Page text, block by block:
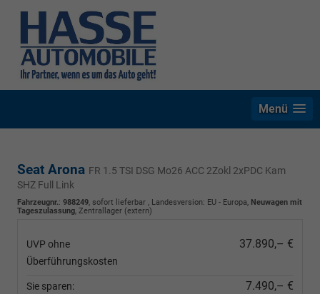
Menü
Seat Arona FR 1.5 TSI DSG Mo26 ACC 2Zokl 2xPDC Kam
SHZ Full Link
Fahrzeugnr.: 988249, sofort lieferbar , Landesversion: EU - Europa, Neuwagen mit
Tageszulassung, Zentrallager (extern)
UVP ohne
Überführungskosten
37.890,– €
Sie sparen:
7.490,– €